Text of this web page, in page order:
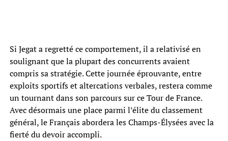
Si Jegat a regretté ce comportement, il a relativisé en
soulignant que la plupart des concurrents avaient
compris sa stratégie. Cette journée éprouvante, entre
exploits sportifs et altercations verbales, restera comme
un tournant dans son parcours sur ce Tour de France.
Avec désormais une place parmi l’élite du classement
général, le Français abordera les Champs-Élysées avec la
fierté du devoir accompli.